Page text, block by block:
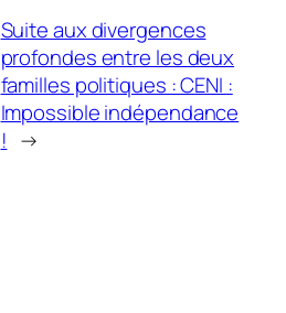
Suite aux divergences
profondes entre les deux
familles politiques : CENI :
Impossible indépendance
! →